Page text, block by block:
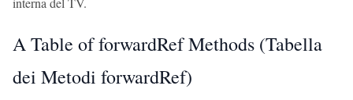
A Table of forwardRef Methods (Tabella
dei Metodi forwardRef)